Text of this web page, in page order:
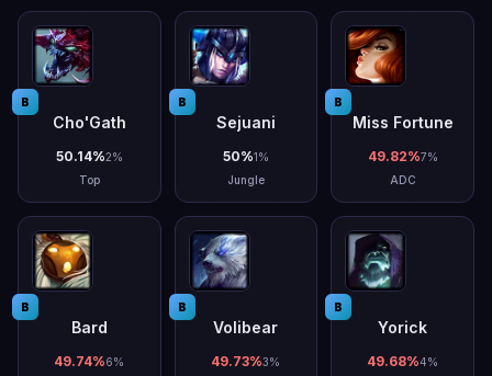
B
Cho'Gath
50.14%2%
Top
B
Sejuani
50%1%
Jungle
B
Miss Fortune
49.82%7%
ADC
B
Bard
49.74%6%
B
Volibear
49.73%3%
B
Yorick
49.68%4%